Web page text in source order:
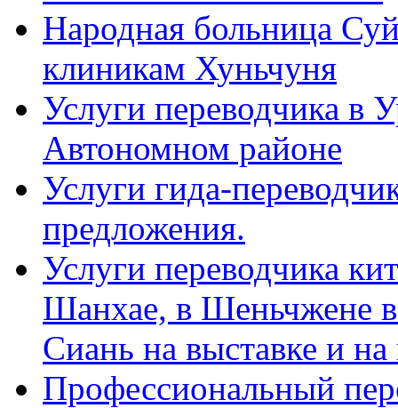
Народная больница
клиникам Хуньчуня
Услуги переводчика в
Автономном районе
Услуги гида-
предложения.
Услуги переводчика
Шанхае, в Шеньчжене
Сиань на выставке и
Профессиональный